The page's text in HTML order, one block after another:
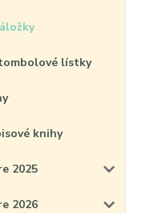
lístky
knihy
2025
2026